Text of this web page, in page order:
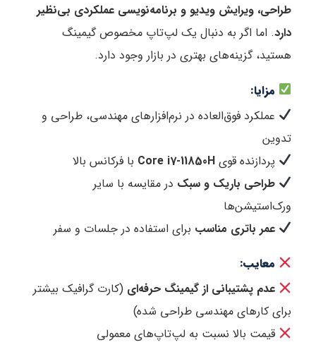
طراحی، ویرایش ویدیو و برنامه‌نویسی عملکردی بی‌نظیر
دارد. اما اگر به دنبال یک لپ‌تاپ مخصوص گیمینگ
هستید، گزینه‌های بهتری در بازار وجود دارد.
مزایا:
عملکرد فوق‌العاده در نرم‌افزارهای مهندسی، طراحی و
تدوین
پردازنده قویCore i7-11850H با فرکانس بالا
طراحی باریک و سبک در مقایسه با سایر
ورک‌استیشن‌ها
عمر باتری مناسب برای استفاده در جلسات و سفر
معایب:
عدم پشتیبانی از گیمینگ حرفه‌ای (کارت گرافیک بیشتر
برای کارهای مهندسی طراحی شده)
قیمت بالا نسبت به لپ‌تاپ‌های معمولی